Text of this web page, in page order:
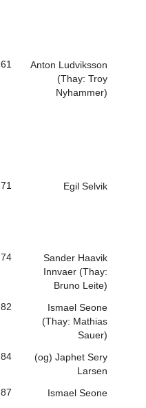
Anton Ludviksson
(Thay: Troy
Nyhammer)
61
Egil Selvik
71
Sander Haavik
Innvaer (Thay:
Bruno Leite)
74
Ismael Seone
(Thay: Mathias
Sauer)
82
(og) Japhet Sery
Larsen
84
Ismael Seone
87